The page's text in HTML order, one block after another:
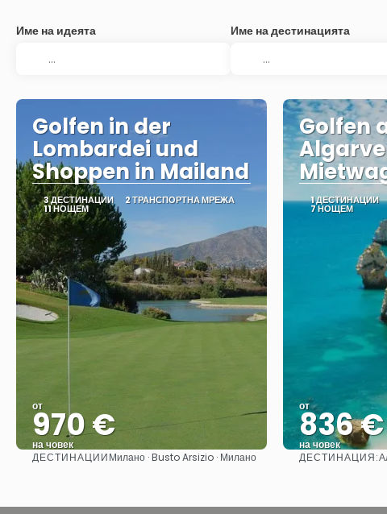
Име на идеята Име на дестинацията
Golfen in der
Lombardei und
Shoppen in Mailand
3 ДЕСТИНАЦИИ 2 ТРАНСПОРТНА МРЕЖА
11 НОЩЕМ
от
970 €
на човек
Вижте
ДЕСТИНАЦИИМилано · Busto Arsizio · Милано
Golfen
1 ДЕСТИНАЦИИ
7 НОЩЕМ
от
836 €
на човек
ДЕСТИНАЦИЯ: